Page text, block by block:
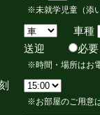
※未就学児童（添
車種
送迎
※時間・場所はお
※お部屋のご用意